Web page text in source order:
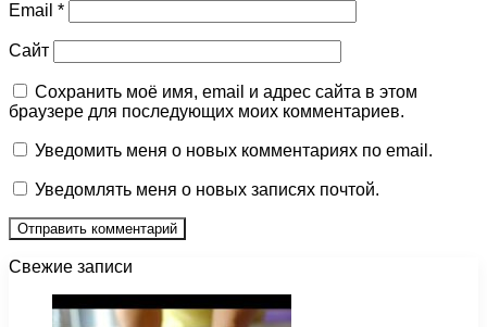
Email *
Сайт
Сохранить моё имя, email и адрес сайта в этом
браузере для последующих моих комментариев.
Уведомить меня о новых комментариях по email.
Уведомлять меня о новых записях почтой.
Свежие записи